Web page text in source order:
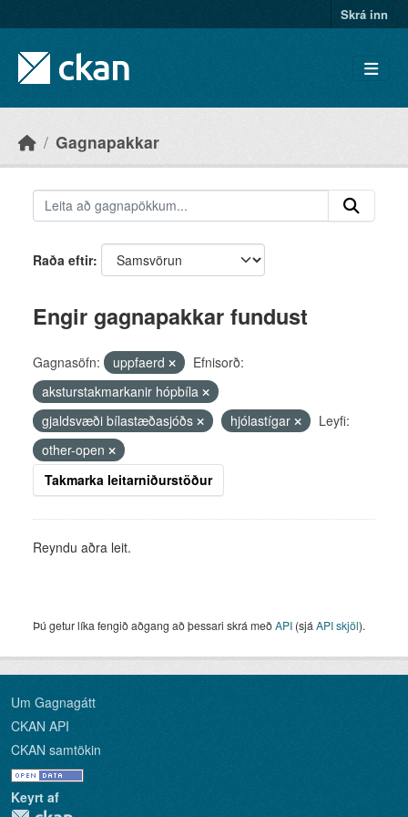
Skrá inn
Gagnapakkar
Raða eftir
Engir gagnapakkar fundust
Gagnasöfn: uppfaerd
Efnisorð:
aksturstakmarkanir hópbíla
gjaldsvæði bílastæðasjóðs
hjólastígar
Leyfi:
other-open
Takmarka leitarniðurstöður
Reyndu aðra leit.
Þú getur líka fengið aðgang að þessari skrá meðAPI (sjá API skjöl).
Um Gagnagátt
CKAN API
CKAN samtökin
Keyrt af